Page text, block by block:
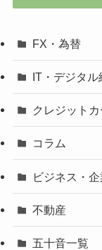
FX・為替
IT・デジタル
クレジット
コラム
ビジネス・
不動産
五十音一覧